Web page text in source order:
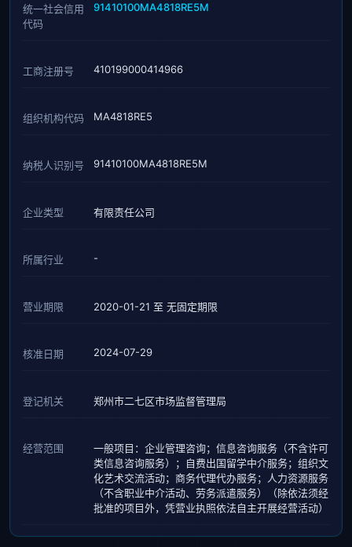
统一社会信用
代码
91410100MA4818RE5M
工商注册号 410199000414966
组织机构代码 MA4818RE5
纳税人识别号 91410100MA4818RE5M
企业类型 有限责任公司
所属行业 -
营业期限 2020-01-21 至 无固定期限
核准日期 2024-07-29
登记机关 郑州市二七区市场监督管理局
经营范围
一般项目：企业管理咨询；信息咨询服务（不含许可
类信息咨询服务）；自费出国留学中介服务；组织文
化艺术交流活动；商务代理代办服务；人力资源服务
（不含职业中介活动、劳务派遣服务）（除依法须经
批准的项目外，凭营业执照依法自主开展经营活动）